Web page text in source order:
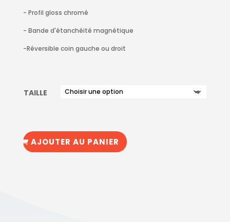
- Profil gloss chromé
- Bande d'étanchéité magnétique
-Réversible coin gauche ou droit
TAILLE
AJOUTER AU PANIER